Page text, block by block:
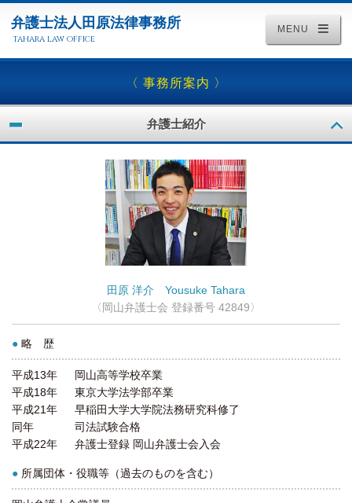
弁護士法人田原法律事務所
tahara law office
MENU
〈 事務所案内 〉
弁護士紹介
田原 洋介 Yousuke Tahara
〈岡山弁護士会 登録番号 42849〉
● 略 歴
平成13年
岡山高等学校卒業
平成18年
東京大学法学部卒業
平成21年
早稲田大学大学院法務研究科修了
同年
司法試験合格
平成22年
弁護士登録 岡山弁護士会入会
● 所属団体・役職等（過去のものを含む）